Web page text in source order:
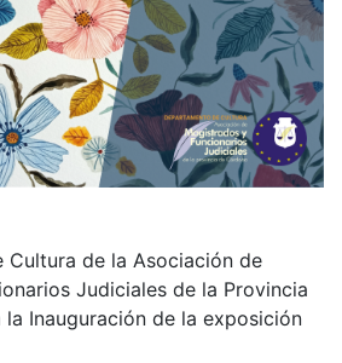
Cultura de la Asociación de
Judiciales de la Provincia
Inauguración de la exposición